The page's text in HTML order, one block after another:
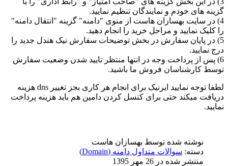
گزینه های خودم و نمایندگان تنظیم نمایید.
4) در سایت بهسازان هاست از منوی "دامنه" گزینه "انتقال دامنه"
را کلیک نمایید و مراحل خرید را انجام دهید.
5) در پایان سفارش در بخش توضیحات سفارش نیک هندل جدید را
درج نمایید.
6) پس از پرداخت وجه در انتها منتظر تایید شدن وضعیت سفارش
توسط کارشناسان فروش ما باشید.
لطفا توجه نمایید ایرنیک برای انجام هر کاری بجز تغییر dns هزینه
دریافت میکند حتی برای کنسل کردن دامین هم باید هزینه پرداخت
نمایید.
نوشته شده توسط بهسازان هاست
دسته: سوالات متداول دامنه (Domain)
منتشر شده در 26 مهر 1395